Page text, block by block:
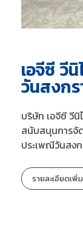
เอจีซี วี
วันสงกร
บริษัท เอจีซี วี
สนับสนุนการจั
ประเพณีวันสง
รายละเอียดเพิ่